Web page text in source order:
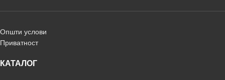
Општи услови
Приватност
КАТАЛОГ